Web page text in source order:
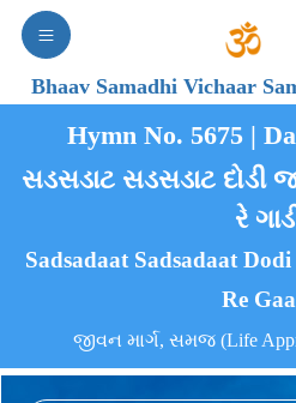
Bhaav Samadhi Vichaar
Hymn No. 5675 |
સડસડાટ સડસડાટ દોડી
રે
Sadsadaat Sadsadaat
Re
જીવન માર્ગ, સમજ (Life